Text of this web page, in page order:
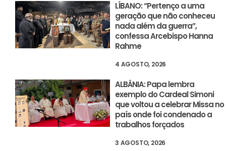
LÍBANO: “Pertenço a uma
geração que não conheceu
nada além da guerra”,
confessa Arcebispo Hanna
Rahme
4 AGOSTO, 2026
ALBÂNIA: Papa lembra
exemplo do Cardeal Simoni
que voltou a celebrar Missa no
país onde foi condenado a
trabalhos forçados
3 AGOSTO, 2026